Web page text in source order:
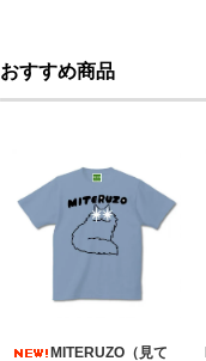
おすすめ商品
MITERUZO（見て